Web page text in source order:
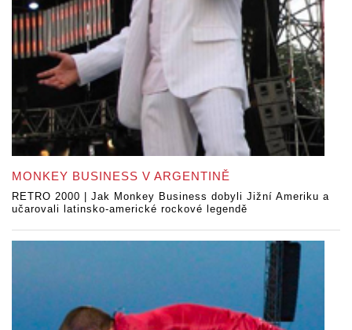
MONKEY BUSINESS V ARGENTINĚ
RETRO 2000 | Jak Monkey Business dobyli Jižní Ameriku a
učarovali latinsko-americké rockové legendě